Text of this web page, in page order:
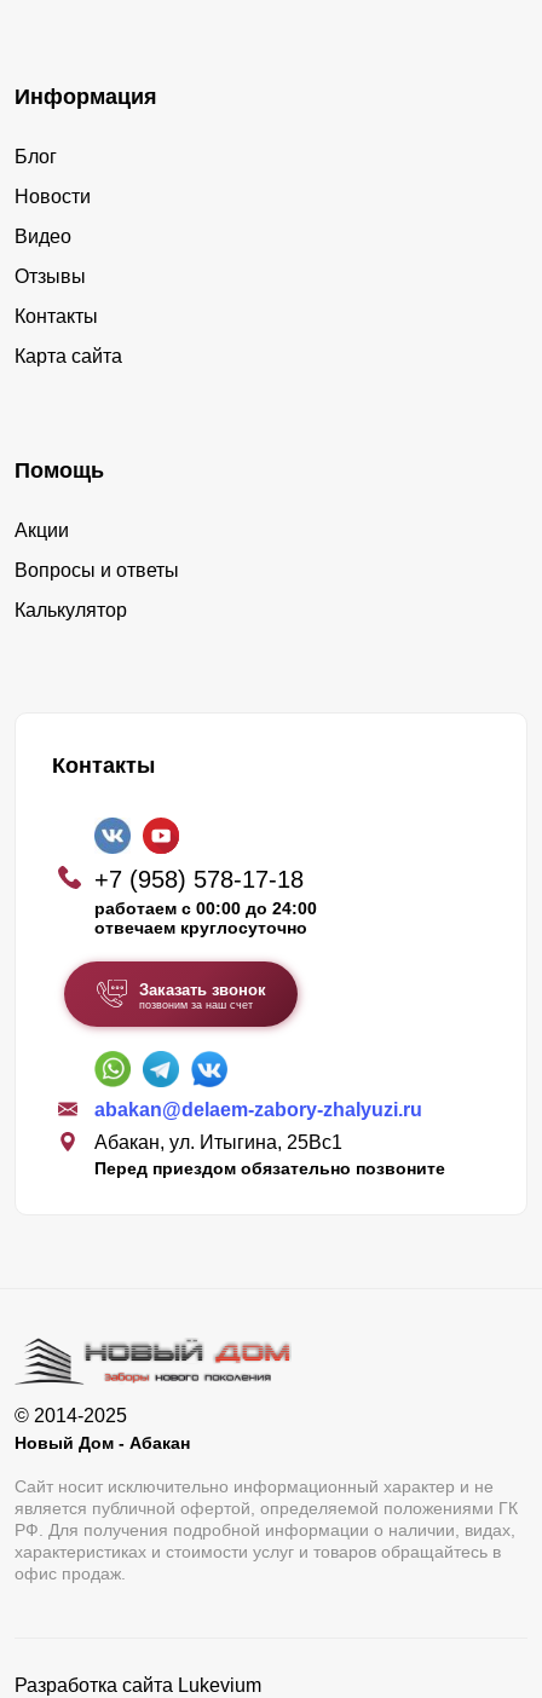
Информация
Блог
Новости
Видео
Отзывы
Контакты
Карта сайта
Помощь
Акции
Вопросы и ответы
Калькулятор
Контакты
+7 (958) 578-17-18
работаем с 00:00 до 24:00
отвечаем круглосуточно
Заказать звонок
позвоним за наш счет
abakan@delaem-zabory-zhalyuzi.ru
Абакан, ул. Итыгина, 25Вс1
Перед приездом обязательно позвоните
© 2014-2025
Новый Дом - Абакан
Сайт носит исключительно информационный характер и не
является публичной офертой, определяемой положениями ГК
РФ. Для получения подробной информации о наличии, видах,
характеристиках и стоимости услуг и товаров обращайтесь в
офис продаж.
Разработка сайта Lukevium